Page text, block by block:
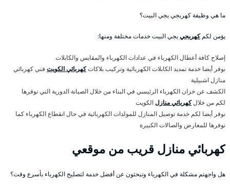
ما هي وظيفة كهربجي يجي البيت؟
يؤمن لكمكهربجييجي البيت خدمات مختلفة ومنها:
إصلاح كافة أعطال الكهرباء في عدادات الكهرباء والمقابس والكابلات
نوفر أيضا خدمة تمديد الكابلات الكهربائية وتركيب بلاكاتكهربائي الكويت فني كهربائي
منازل اشبيلية
الكشف عن خزان الكهرباء الرئيسي في البناء من خلال الصيانة الدورية التي نوفرها
لكم من خلالكهربائي منازلالكويت
نوفر أيضا لكم خدمة توصيل المنازل للمولدات الكهربائية في حال انقطاع الكهرباء كما
نوفرها للمعارض والصالات الكبيرة
كهربائي منازل قريب من موقعي
هل واجهتم مشكلة في الكهرباء وتبحثون عن أفضل خدمة لتصليح الكهرباء بأسرع وقت؟